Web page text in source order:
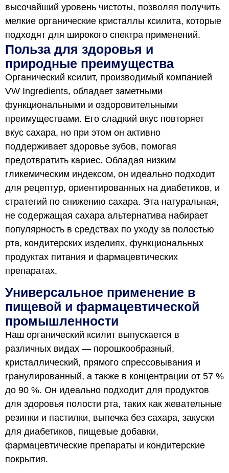
высочайший уровень чистоты, позволяя получить
мелкие органические кристаллы ксилита, которые
подходят для широкого спектра применений.
Польза для здоровья и
природные преимущества
Органический ксилит, производимый компанией
VW Ingredients, обладает заметными
функциональными и оздоровительными
преимуществами. Его сладкий вкус повторяет
вкус сахара, но при этом он активно
поддерживает здоровье зубов, помогая
предотвратить кариес. Обладая низким
гликемическим индексом, он идеально подходит
для рецептур, ориентированных на диабетиков, и
стратегий по снижению сахара. Эта натуральная,
не содержащая сахара альтернатива набирает
популярность в средствах по уходу за полостью
рта, кондитерских изделиях, функциональных
продуктах питания и фармацевтических
препаратах.
Универсальное применение в
пищевой и фармацевтической
промышленности
Наш органический ксилит выпускается в
различных видах — порошкообразный,
кристаллический, прямого спрессовывания и
гранулированный, а также в концентрации от 57 %
до 90 %. Он идеально подходит для продуктов
для здоровья полости рта, таких как жевательные
резинки и пастилки, выпечка без сахара, закуски
для диабетиков, пищевые добавки,
фармацевтические препараты и кондитерские
покрытия.